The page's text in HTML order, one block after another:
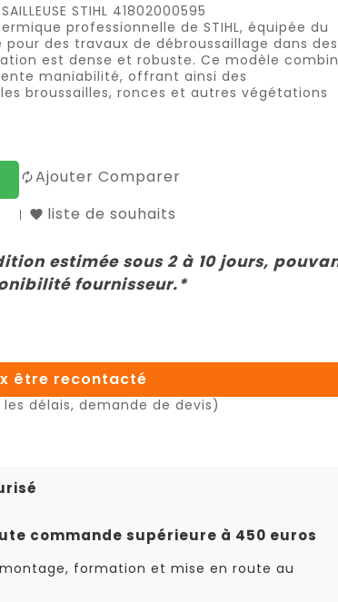
STIHL 41802000595
professionnelle de STIHL, équipée du
des travaux de débroussaillage dans des
est dense et robuste. Ce modèle
maniabilité, offrant ainsi des
broussailles, ronces et autres végétations
Ajouter Comparer
liste de souhaits
estimée sous 2 à 10 jours,
fournisseur.*
être recontacté
délais, demande de devis)
commande supérieure à 450 euros
formation et mise en route au